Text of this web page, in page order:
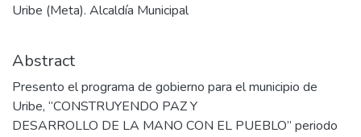
Uribe (Meta). Alcaldía Municipal
Abstract
Presento el programa de gobierno para el municipio de
Uribe, “CONSTRUYENDO PAZ Y
DESARROLLO DE LA MANO CON EL PUEBLO” periodo